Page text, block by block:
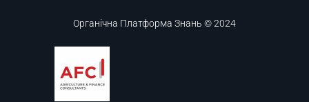
Органічна Платформа Знань © 2024